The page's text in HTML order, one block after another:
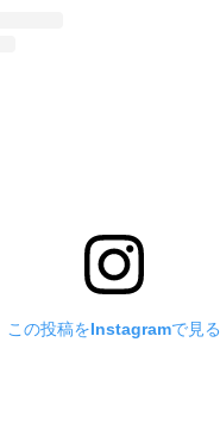
この投稿をInstagramで見る